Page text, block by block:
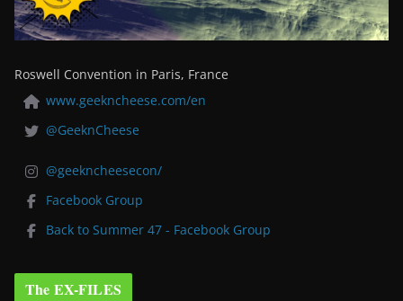
Roswell Convention in Paris, France
www.geekncheese.com/en
@GeeknCheese
@geekncheesecon/
Facebook Group
Back to Summer 47 - Facebook Group
The EX-FILES